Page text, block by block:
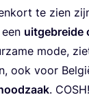
te zien
uit­ge­brei­de
mode,
ook voor
. COSH